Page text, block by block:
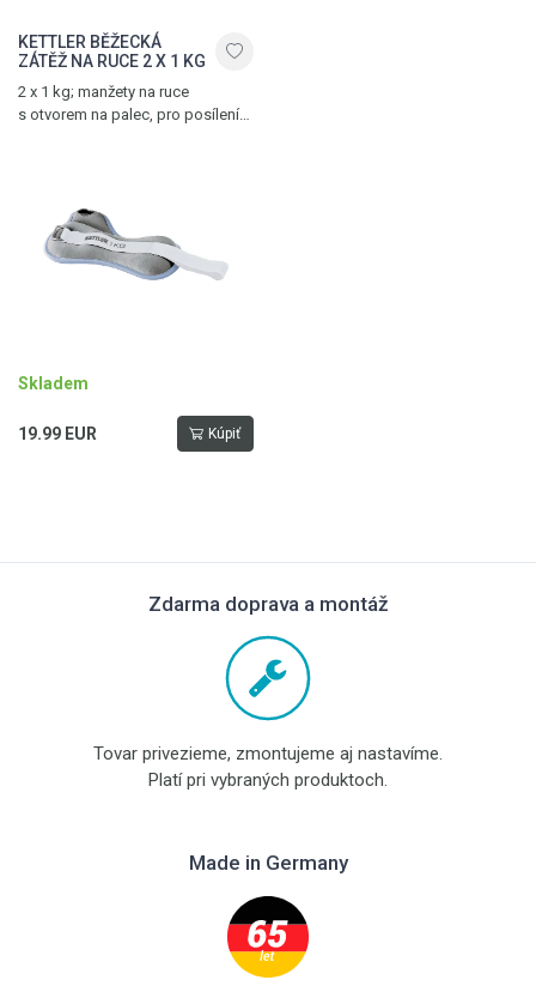
KETTLER BĚŽECKÁ
ZÁTĚŽ NA RUCE 2 X 1 KG
2 x 1 kg; manžety na ruce
s otvorem na palec, pro posílení
Skladem
19.99 EUR Kúpiť
Zdarma doprava a montáž
Tovar privezieme, zmontujeme aj nastavíme.
Platí pri vybraných produktoch.
Made in Germany